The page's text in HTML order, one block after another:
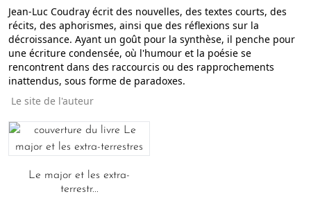
Jean-Luc Coudray écrit des nouvelles, des textes courts, des
récits, des aphorismes, ainsi que des réflexions sur la
décroissance. Ayant un goût pour la synthèse, il penche pour
une écriture condensée, où l'humour et la poésie se
rencontrent dans des raccourcis ou des rapprochements
inattendus, sous forme de paradoxes.
Le site de l'auteur
Le major et les extra-
terrestr...